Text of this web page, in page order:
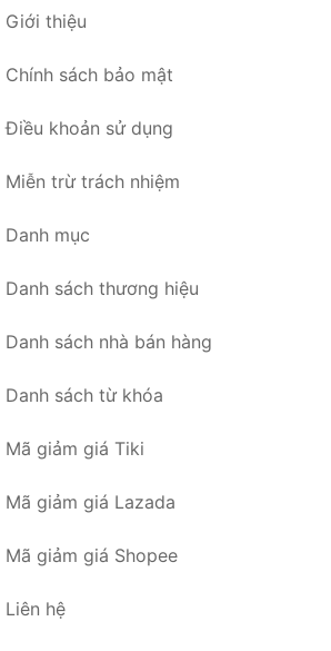
Giới thiệu
Chính sách bảo mật
Điều khoản sử dụng
Miễn trừ trách nhiệm
Danh mục
Danh sách thương hiệu
Danh sách nhà bán hàng
Danh sách từ khóa
Mã giảm giá Tiki
Mã giảm giá Lazada
Mã giảm giá Shopee
Liên hệ